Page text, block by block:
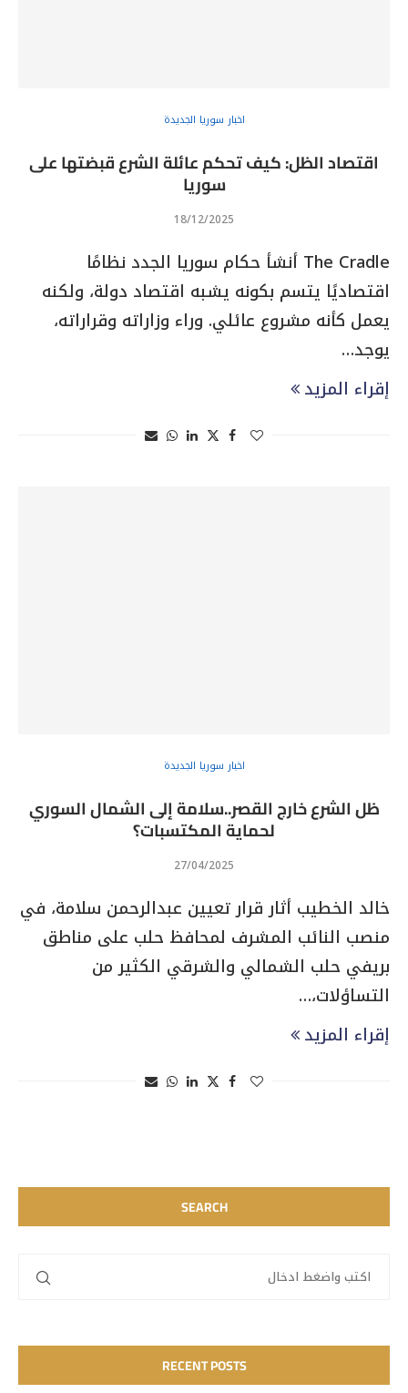
اخبار سوريا الجديدة
اقتصاد الظل: كيف تحكم عائلة الشرع قبضتها على
سوريا
18/12/2025
The Cradle أنشأ حكام سوريا الجدد نظامًا
اقتصاديًا يتسم بكونه يشبه اقتصاد دولة، ولكنه
يعمل كأنه مشروع عائلي. وراء وزاراته وقراراته،
يوجد…
إقراء المزيد
اخبار سوريا الجديدة
ظل الشرع خارج القصر..سلامة إلى الشمال السوري
لحماية المكتسبات؟
27/04/2025
خالد الخطيب أثار قرار تعيين عبدالرحمن سلامة، في
منصب النائب المشرف لمحافظ حلب على مناطق
بريفي حلب الشمالي والشرقي الكثير من
التساؤلات،…
إقراء المزيد
SEARCH
RECENT POSTS